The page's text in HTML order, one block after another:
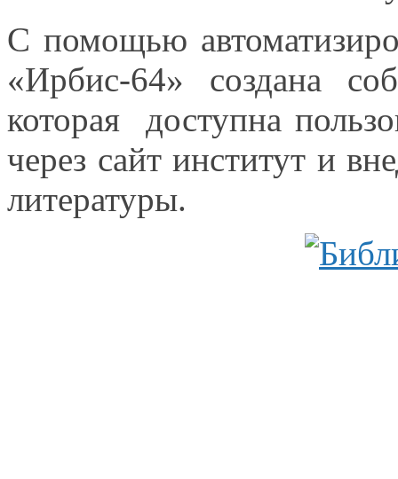
С помощью
«Ирбис-64» создана
которая доступна
через сайт институт и
литературы.